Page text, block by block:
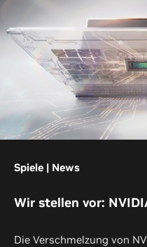
Spiele | News
Wir stellen vor:
Die Verschmelzung von